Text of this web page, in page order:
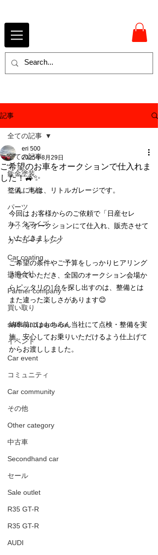
記事
全ての記事
鈑金塗装
整備、車検
パーツ
カスタマイズ
カーコーティング
Car coating
提携会社
Partner company
買い取り
sales and purchase
イベント
Car event
コミュニティ
Car community
その他
Other category
中古車
Secondhand car
セール
Sale outlet
R35 GT-R
R35 GT-R
AUDI
全ての記事
ご希望のお車をオークションで仕入れま
した！🚙✨
eri 500
2025年8月29日
こんにちは、リトルガレージです。
今回は お客様からのご依頼で「日産セレ
ナ」 をオークションにて仕入れ、販売させて
いただきました！
ご希望の条件やご予算をしっかりヒアリング
させていただき、全国のオークション会場か
らピッタリの1台を探し出すのは、整備とは
また違った楽しさがあります😊
納車前にはもちろん当社にて点検・整備を実
施。安心してお乗りいただけるよう仕上げて
からお渡ししました。